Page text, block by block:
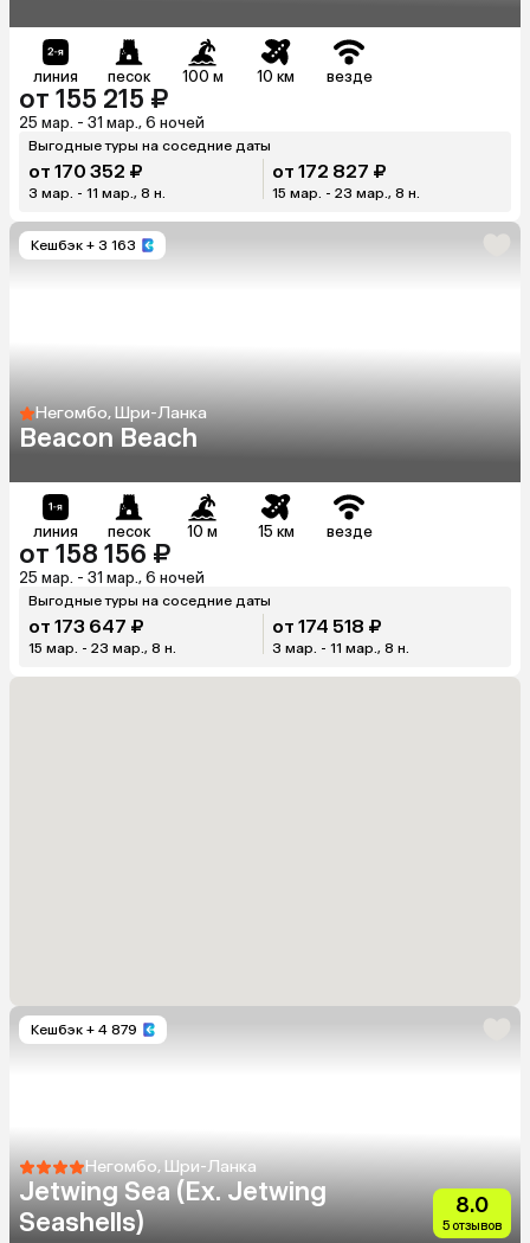
линия песок 100 м 10 км везде
от 155 215 ₽
25 мар. - 31 мар., 6 ночей
Выгодные туры на соседние даты
от 170 352 ₽
3 мар. - 11 мар., 8 н.
от 172 827 ₽
15 мар. - 23 мар., 8 н.
Кешбэк + 3 163
Негомбо, Шри-Ланка
Beacon Beach
линия песок 10 м 15 км везде
от 158 156 ₽
25 мар. - 31 мар., 6 ночей
Выгодные туры на соседние даты
от 173 647 ₽
15 мар. - 23 мар., 8 н.
от 174 518 ₽
3 мар. - 11 мар., 8 н.
Кешбэк + 4 879
Негомбо, Шри-Ланка
Jetwing Sea (Ex. Jetwing
Seashells)
8.0
5 отзывов